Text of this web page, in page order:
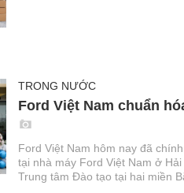
TRONG NƯỚC
Ford Việt Nam chuẩn
Ford Việt Nam hôm nay đã
tại nhà máy Ford Việt Nam ở
Trung tâm Đào tạo tại hai miền